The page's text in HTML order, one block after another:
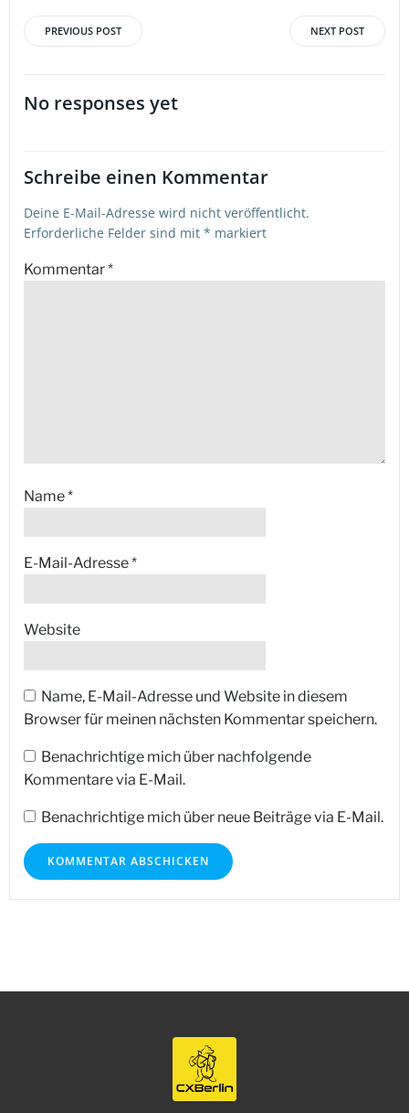
Beitragsnavigation
PREVIOUS POST NEXT POST
No responses yet
Schreibe einen Kommentar
Deine E-Mail-Adresse wird nicht veröffentlicht.
Erforderliche Felder sind mit * markiert
Kommentar*
Name*
E-Mail-Adresse*
Website
Name, E-Mail-Adresse und Website in diesem
Browser für meinen nächsten Kommentar speichern.
Benachrichtige mich über nachfolgende
Kommentare via E-Mail.
Benachrichtige mich über neue Beiträge via E-Mail.